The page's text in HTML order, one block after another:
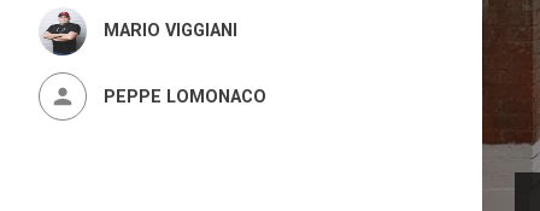
MARIO VIGGIANI
PEPPE LOMONACO